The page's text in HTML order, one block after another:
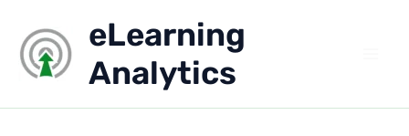
contenu
eLearning
Analytics